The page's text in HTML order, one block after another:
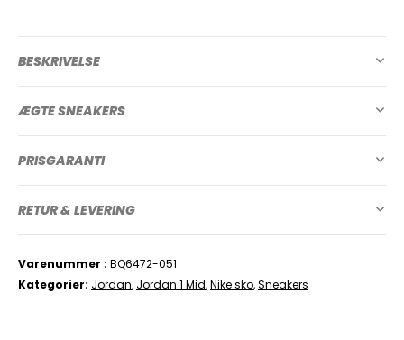
BESKRIVELSE
ÆGTE SNEAKERS
PRISGARANTI
RETUR & LEVERING
Varenummer
BQ6472-051
Kategorier Jordan, Jordan 1 Mid,Nike sko,Sneakers